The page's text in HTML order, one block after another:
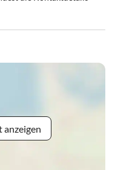
anzeigen